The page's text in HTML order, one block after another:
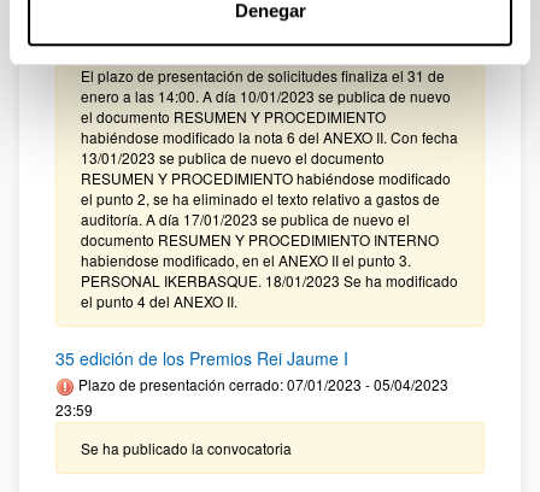
Denegar
Plazo de presentación cerrado: 10/01/2023 - 31/01/2023
El plazo de presentación de solicitudes finaliza el 31 de
enero a las 14:00. A día 10/01/2023 se publica de nuevo
el documento RESUMEN Y PROCEDIMIENTO
habiéndose modificado la nota 6 del ANEXO II. Con fecha
13/01/2023 se publica de nuevo el documento
RESUMEN Y PROCEDIMIENTO habiéndose modificado
el punto 2, se ha eliminado el texto relativo a gastos de
auditoría. A día 17/01/2023 se publica de nuevo el
documento RESUMEN Y PROCEDIMIENTO INTERNO
habiendose modificado, en el ANEXO II el punto 3.
PERSONAL IKERBASQUE. 18/01/2023 Se ha modificado
el punto 4 del ANEXO II.
35 edición de los Premios Rei Jaume I
Plazo de presentación cerrado: 07/01/2023 - 05/04/2023
23:59
Se ha publicado la convocatoria